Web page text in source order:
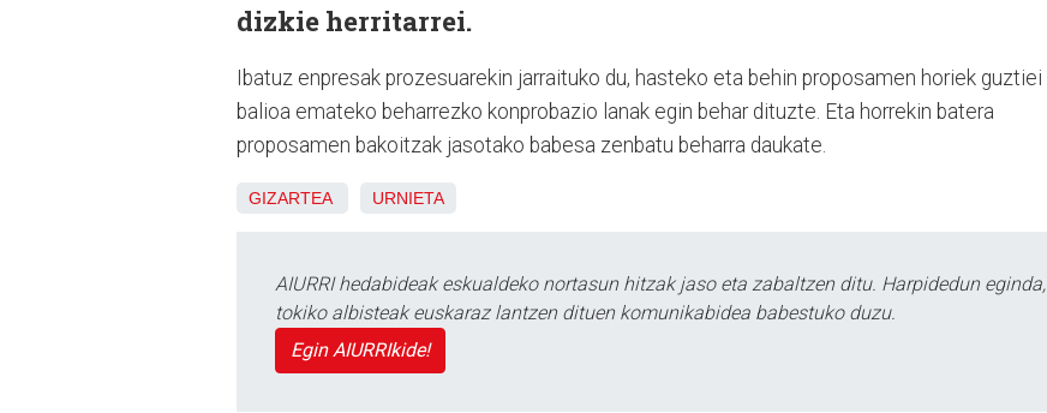
dizkie herritarrei.
Ibatuz enpresak prozesuarekin jarraituko du, hasteko eta behin proposamen horiek guztiei
balioa emateko beharrezko konprobazio lanak egin behar dituzte. Eta horrekin batera
proposamen bakoitzak jasotako babesa zenbatu beharra daukate.
GIZARTEA URNIETA
AIURRI hedabideak eskualdeko nortasun hitzak jaso eta zabaltzen ditu. Harpidedun eginda,
tokiko albisteak euskaraz lantzen dituen komunikabidea babestuko duzu.
Egin AIURRIkide!